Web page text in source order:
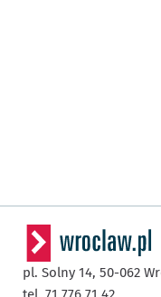
pl. Solny 14, 50-062